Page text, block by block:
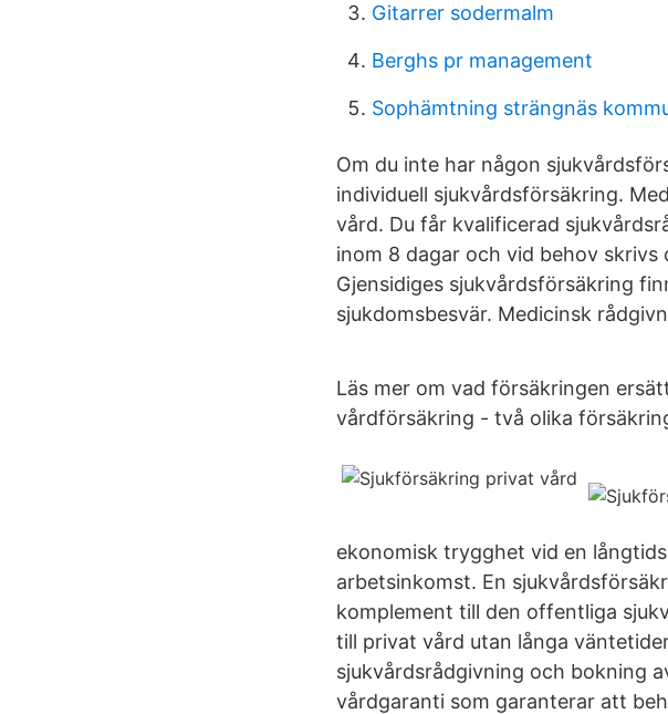
Gitarrer sodermalm
Berghs pr management
Sophämtning strängnäs
Om du inte har någon
individuell sjukvårdsförsäkring.
vård. Du får kvalificerad
inom 8 dagar och vid behov skrivs
Gjensidiges sjukvårdsförsäkring
sjukdomsbesvär. Medicinsk
Läs mer om vad försäkringen
vårdförsäkring - två olika
ekonomisk trygghet vid en
arbetsinkomst. En
komplement till den offentliga
till privat vård utan långa
sjukvårdsrådgivning och bokning
vårdgaranti som garanterar att